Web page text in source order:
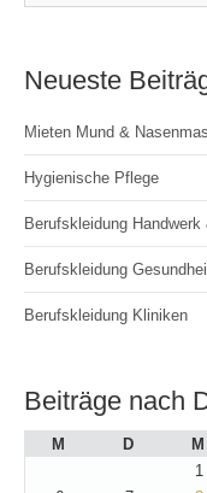
Neueste
Mieten Mund &
Hygienische Pflege
Berufskleidung
Berufskleidung
Berufskleidung Kliniken
Beiträge nach
M D M
1